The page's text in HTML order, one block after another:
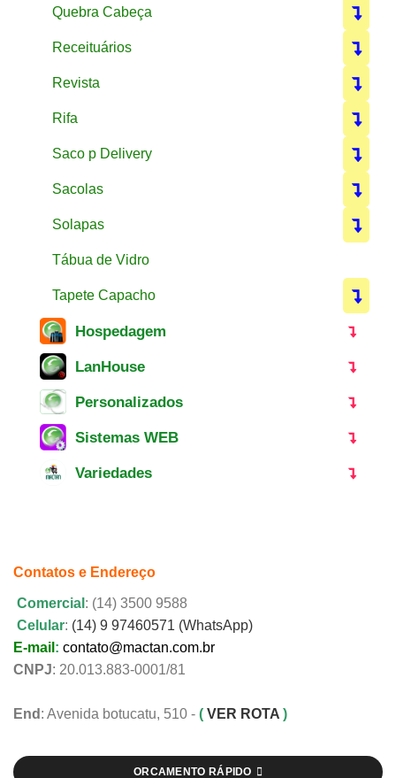
Quebra Cabeça
Receituários
Revista
Rifa
Saco p Delivery
Sacolas
Solapas
Tábua de Vidro
Tapete Capacho
Hospedagem
LanHouse
Personalizados
Sistemas WEB
Variedades
Contatos e Endereço
Comercial : (14) 3500 9588
Celular: (14) 9 97460571 (WhatsApp)
E-mail : contato@mactan.com.br
CNPJ: 20.013.883-0001/81
End : Avenida botucatu, 510 - ( VER ROTA )
ORCAMENTO RÁPIDO